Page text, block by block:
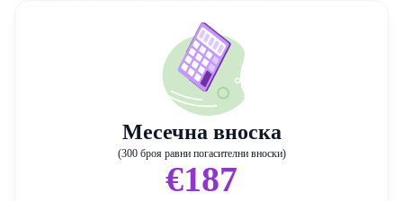
Месечна вноска
(300 броя равни погасителни вноски)
€187